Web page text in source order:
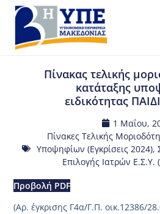
Πίνακας τελικής
κατάταξης
ειδικότητας
1 Μαΐου,
Πίνακες Τελικής
Υποψηφίων (Εγκρίσεις 2024),
Επιλογής Ιατρών Ε.Σ.Υ.
Προβολή PDF
(Aρ. έγκρισης Γ4α/Γ.Π. οικ.12386/